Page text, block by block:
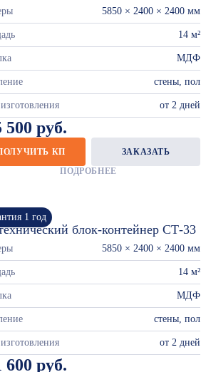
5850 × 2400 × 2400 мм
14 м²
МДФ
стены, пол
от 2 дней
500 руб.
КП
ЗАКАЗАТЬ
ПОДРОБНЕЕ
1 год
блок-контейнер СТ-33
5850 × 2400 × 2400 мм
14 м²
МДФ
стены, пол
от 2 дней
600 руб.